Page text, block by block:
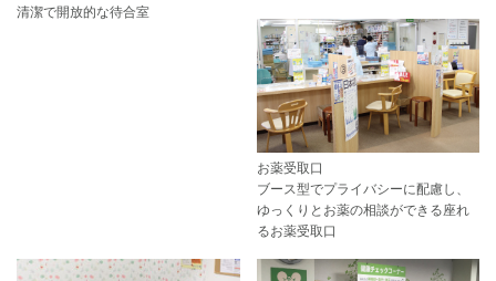
清潔で開放的な待合室
お薬受取口
ブース型でプライバシーに配慮し、
ゆっくりとお薬の相談ができる座れ
るお薬受取口